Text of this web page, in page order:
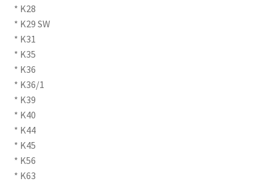
* K28
* K29 SW
* K31
* K35
* K36
* K36/1
* K39
* K40
* K44
* K45
* K56
* K63